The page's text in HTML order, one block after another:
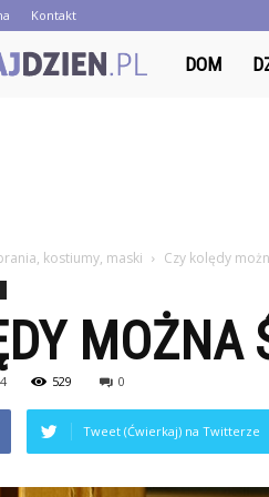
Kontakt
DOM
kostiumy, maski Czy kolędy
MOŻNA
529 0
Tweet (Ćwierkaj) na Twitterze